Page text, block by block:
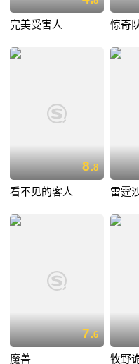
完美受害人 惊奇
8.8
看不见的客人 雷霆
7.6
魔兽
牧野